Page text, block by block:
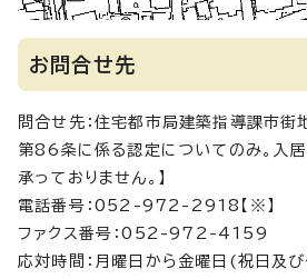
お問合せ先
問合せ先：住宅都市局建築指導課市街
第86条に係る認定についてのみ。入
承っておりません。】
電話番号：052-972-2918【※】
ファクス番号：052-972-4159
応対時間：月曜日から金曜日(祝日及